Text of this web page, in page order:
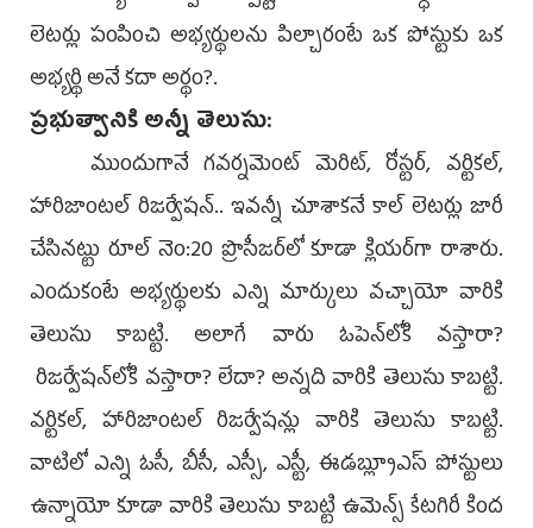
లెటర్లు పంపించి అభ్యర్థులను పిల్చారంటే ఒక పోస్టుకు ఒక
అభ్యర్థి అనే కదా అర్థం?.
ప్రభుత్వానికి అన్నీ తెలుసు:
ముందుగానే గవర్నమెంట్‌ మెరిట్, రోస్టర్, వర్టికల్,
హారిజాంటల్‌ రిజర్వేషన్‌.. ఇవన్నీ చూశాకనే కాల్‌ లెటర్లు జారీ
చేసినట్టు రూల్‌ నెం:20 ప్రొసీజర్‌లో కూడా క్లియర్‌గా రాశారు.
ఎందుకంటే అభ్యర్థులకు ఎన్ని మార్కులు వచ్చాయో వారికి
తెలుసు కాబట్టి. అలాగే వారు ఓపెన్‌లోకి వస్తారా?
రిజర్వేషన్‌లోకి వస్తారా? లేదా? అన్నది వారికి తెలుసు కాబట్టి.
వర్టికల్, హారిజాంటల్‌ రిజర్వేషన్లు వారికి తెలుసు కాబట్టి.
వాటిలో ఎన్ని ఓసీ, బీసీ, ఎస్సీ, ఎస్టీ, ఈడబ్ల్యూఎస్‌ పోస్టులు
ఉన్నాయో కూడా వారికి తెలుసు కాబట్టి ఉమెన్స్‌ కేటగిరీ కింద